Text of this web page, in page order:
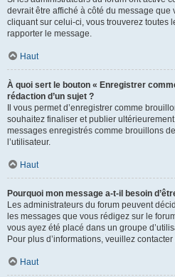
devrait être affiché à côté du message que
cliquant sur celui-ci, vous trouverez toutes
rapporter le message.
Haut
À quoi sert le bouton « Enregistrer
rédaction d’un sujet ?
Il vous permet d’enregistrer comme
souhaitez finaliser et publier
messages enregistrés comme brouillons
l’utilisateur.
Haut
Pourquoi mon message a-t-il besoin
Les administrateurs du forum peuvent
les messages que vous rédigez sur le
vous ayez été placé dans un groupe
Pour plus d’informations, veuillez
Haut